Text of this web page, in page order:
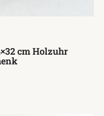
cm Holzuhr